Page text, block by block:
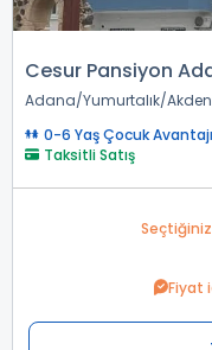
Cesur Pansiyon
Adana Yumurtalık
0-6 Yaş Çocuk Avantajı
Taksitli Satış
Fiyat